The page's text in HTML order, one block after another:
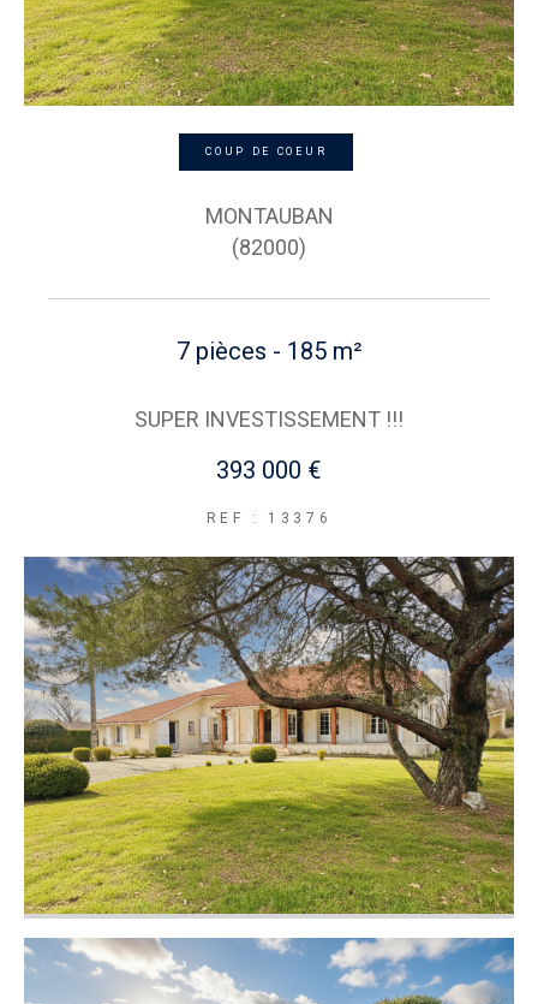
COUP DE COEUR
MONTAUBAN
(82000)
7 pièces - 185 m²
SUPER INVESTISSEMENT !!!
393 000 €
REF : 13376